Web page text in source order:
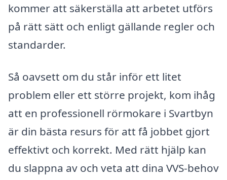
kommer att säkerställa att arbetet utförs
på rätt sätt och enligt gällande regler och
standarder.
Så oavsett om du står inför ett litet
problem eller ett större projekt, kom ihåg
att en professionell rörmokare i Svartbyn
är din bästa resurs för att få jobbet gjort
effektivt och korrekt. Med rätt hjälp kan
du slappna av och veta att dina VVS-behov